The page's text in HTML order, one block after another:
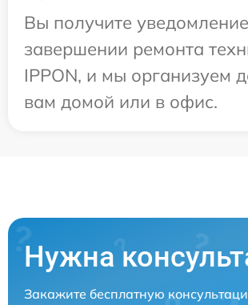
Вы получите
завершении ремонта
IPPON, и мы организуем
вам домой или в офис.
Нужна
Закажите бесплатную